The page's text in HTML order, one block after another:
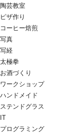
陶芸教室
ピザ作り
コーヒー焙煎
写真
写経
太極拳
お酒づくり
ワークショップ
ハンドメイド
ステンドグラス
IT
プログラミング